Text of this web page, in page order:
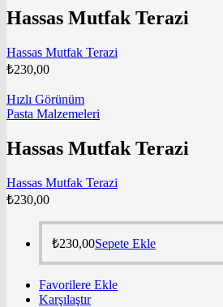
Hassas Mutfak Terazi
Hassas Mutfak Terazi
₺230,00
Hızlı Görünüm
Pasta Malzemeleri
Hassas Mutfak Terazi
Hassas Mutfak Terazi
₺230,00
₺230,00Sepete Ekle
Favorilere Ekle
Karşılaştır